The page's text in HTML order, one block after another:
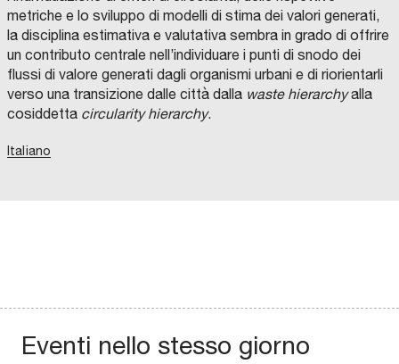
metriche e lo sviluppo di modelli di stima dei valori generati,
la disciplina estimativa e valutativa sembra in grado di offrire
un contributo centrale nell’individuare i punti di snodo dei
flussi di valore generati dagli organismi urbani e di riorientarli
verso una transizione dalle città dalla waste hierarchyalla
cosiddetta circularity hierarchy.
Italiano
Eventi nello stesso giorno